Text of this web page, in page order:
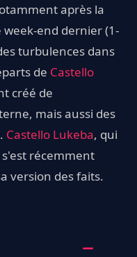
après la
week-end dernier (1-
turbulences dans
de Castello
créé de
mais aussi des
Castello Lukeba, qui
récemment
version des faits.